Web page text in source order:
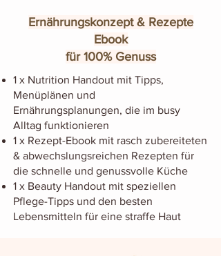
Ernährungskonzept & Rezepte
Ebook
für 100% Genuss
1 x Nutrition Handout mit Tipps,
Menüplänen und
Ernährungsplanungen, die im busy
Alltag funktionieren
1 x Rezept-Ebook mit rasch zubereiteten
& abwechslungsreichen Rezepten für
die schnelle und genussvolle Küche
1 x Beauty Handout mit speziellen
Pflege-Tipps und den besten
Lebensmitteln für eine straffe Haut